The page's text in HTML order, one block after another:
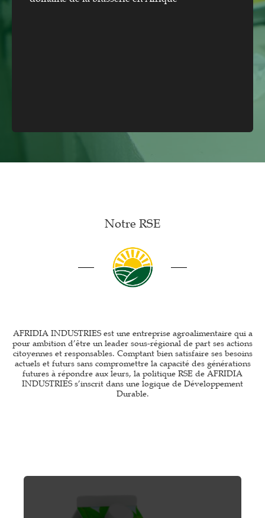
Notre RSE
AFRIDIA INDUSTRIES est une entreprise agroalimentaire qui a
pour ambition d’être un leader sous-régional de part ses actions
citoyennes et responsables. Comptant bien satisfaire ses besoins
actuels et futurs sans compromettre la capacité des générations
futures à répondre aux leurs, la politique RSE de AFRIDIA
INDUSTRIES s’inscrit dans une logique de Développement
Durable.